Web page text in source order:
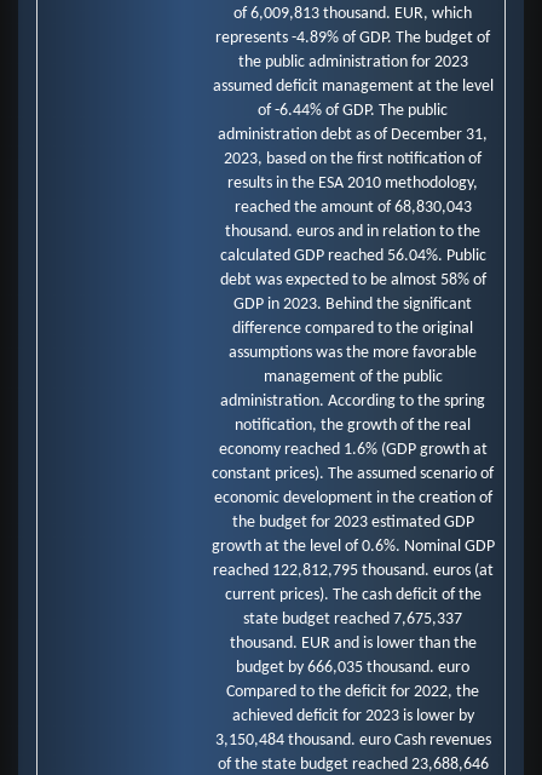
of 6,009,813 thousand. EUR, which
represents -4.89% of GDP. The budget of
the public administration for 2023
assumed deficit management at the level
of -6.44% of GDP. The public
administration debt as of December 31,
2023, based on the first notification of
results in the ESA 2010 methodology,
reached the amount of 68,830,043
thousand. euros and in relation to the
calculated GDP reached 56.04%. Public
debt was expected to be almost 58% of
GDP in 2023. Behind the significant
difference compared to the original
assumptions was the more favorable
management of the public
administration. According to the spring
notification, the growth of the real
economy reached 1.6% (GDP growth at
constant prices). The assumed scenario of
economic development in the creation of
the budget for 2023 estimated GDP
growth at the level of 0.6%. Nominal GDP
reached 122,812,795 thousand. euros (at
current prices). The cash deficit of the
state budget reached 7,675,337
thousand. EUR and is lower than the
budget by 666,035 thousand. euro
Compared to the deficit for 2022, the
achieved deficit for 2023 is lower by
3,150,484 thousand. euro Cash revenues
of the state budget reached 23,688,646